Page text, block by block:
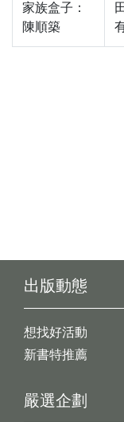
家族盒子：
陳順築
出版動態
想找好活動
新書特推薦
嚴選企劃